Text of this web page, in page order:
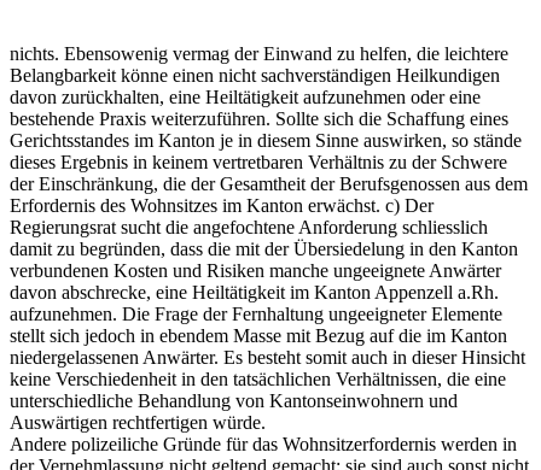
nichts. Ebensowenig vermag der Einwand zu helfen, die leichtere
Belangbarkeit könne einen nicht sachverständigen Heilkundigen
davon zurückhalten, eine Heiltätigkeit aufzunehmen oder eine
bestehende Praxis weiterzuführen. Sollte sich die Schaffung eines
Gerichtsstandes im Kanton je in diesem Sinne auswirken, so stände
dieses Ergebnis in keinem vertretbaren Verhältnis zu der Schwere
der Einschränkung, die der Gesamtheit der Berufsgenossen aus dem
Erfordernis des Wohnsitzes im Kanton erwächst. c) Der
Regierungsrat sucht die angefochtene Anforderung schliesslich
damit zu begründen, dass die mit der Übersiedelung in den Kanton
verbundenen Kosten und Risiken manche ungeeignete Anwärter
davon abschrecke, eine Heiltätigkeit im Kanton Appenzell a.Rh.
aufzunehmen. Die Frage der Fernhaltung ungeeigneter Elemente
stellt sich jedoch in ebendem Masse mit Bezug auf die im Kanton
niedergelassenen Anwärter. Es besteht somit auch in dieser Hinsicht
keine Verschiedenheit in den tatsächlichen Verhältnissen, die eine
unterschiedliche Behandlung von Kantonseinwohnern und
Auswärtigen rechtfertigen würde.
Andere polizeiliche Gründe für das Wohnsitzerfordernis werden in
der Vernehmlassung nicht geltend gemacht; sie sind auch sonst nicht